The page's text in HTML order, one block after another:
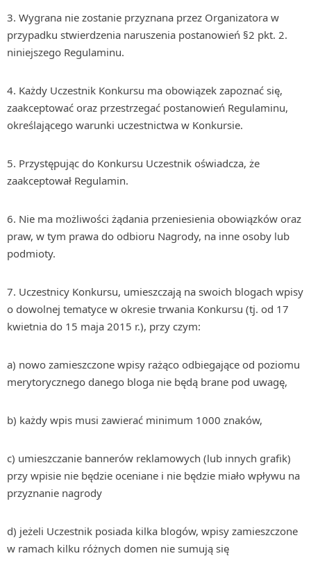
3. Wygrana nie zostanie przyznana przez Organizatora w
przypadku stwierdzenia naruszenia postanowień §2 pkt. 2.
niniejszego Regulaminu.
4. Każdy Uczestnik Konkursu ma obowiązek zapoznać się,
zaakceptować oraz przestrzegać postanowień Regulaminu,
określającego warunki uczestnictwa w Konkursie.
5. Przystępując do Konkursu Uczestnik oświadcza, że
zaakceptował Regulamin.
6. Nie ma możliwości żądania przeniesienia obowiązków oraz
praw, w tym prawa do odbioru Nagrody, na inne osoby lub
podmioty.
7. Uczestnicy Konkursu, umieszczają na swoich blogach wpisy
o dowolnej tematyce w okresie trwania Konkursu (tj. od 17
kwietnia do 15 maja 2015 r.), przy czym:
a) nowo zamieszczone wpisy rażąco odbiegające od poziomu
merytorycznego danego bloga nie będą brane pod uwagę,
b) każdy wpis musi zawierać minimum 1000 znaków,
c) umieszczanie bannerów reklamowych (lub innych grafik)
przy wpisie nie będzie oceniane i nie będzie miało wpływu na
przyznanie nagrody
d) jeżeli Uczestnik posiada kilka blogów, wpisy zamieszczone
w ramach kilku różnych domen nie sumują się